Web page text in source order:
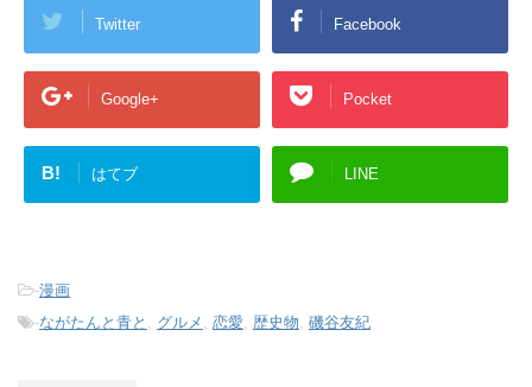
Twitter Facebook
Google+ Pocket
B! はてブ LINE
-漫画
-ながたんと青と グルメ 恋愛 歴史物 磯谷友紀